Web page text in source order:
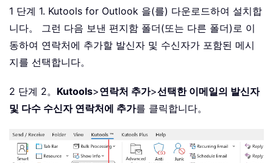
If xContact Is Nothing
Then
Set xNewContact = Outlook.Application
With
xNewContact
.FullName
.
Categories = "From Email"
.
Save
End
If
Next
i
1 단계 1. Kutools for Outlook 을(를) 다운로드하여 설치합
니다。 그런 다음 보낸 편지함 폴더(또는 다른 폴더)로 이
동하여 연락처에 추가할 발신자 및 수신자가 포함된 메시
지를 선택합니다。
2 단계 2。 Kutools>연락처 추가>선택한 이메일의 발신자
및 다수 수신자 연락처에 추가를 클릭합니다。